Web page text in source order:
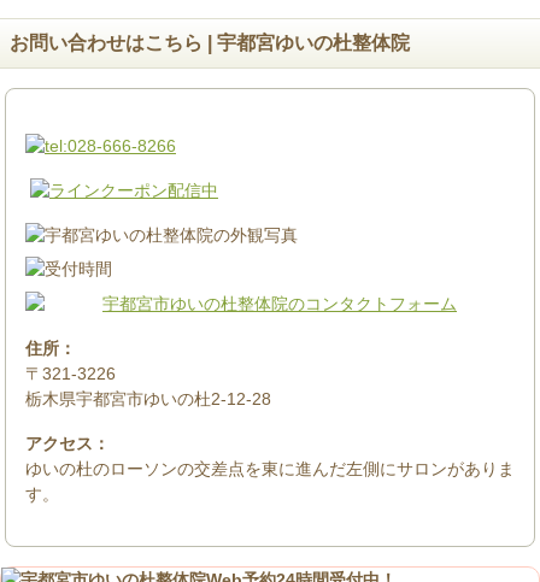
お問い合わせはこちら | 宇都宮ゆいの杜整体院
住所：
〒321-3226
栃木県宇都宮市ゆいの杜2-12-28
アクセス：
ゆいの杜のローソンの交差点を東に進んだ左側にサロンがありま
す。